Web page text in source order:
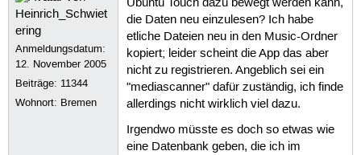
Anmeldungsdatum:
12. November 2005
Beiträge: 11344
Wohnort: Bremen
Ubuntu Touch dazu bewegt werden kann,
die Daten neu einzulesen? Ich habe
etliche Dateien neu in den Music-Ordner
kopiert; leider scheint die App das aber
nicht zu registrieren. Angeblich sei ein
"mediascanner" dafür zuständig, ich finde
allerdings nicht wirklich viel dazu.
Irgendwo müsste es doch so etwas wie
eine Datenbank geben, die ich im